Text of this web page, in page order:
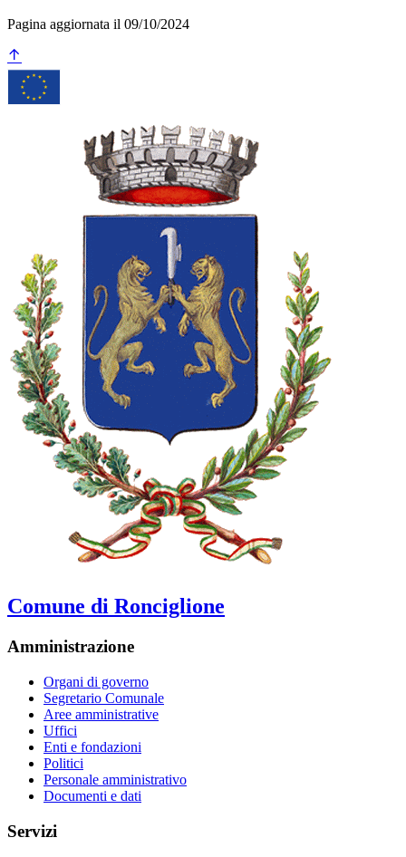
Pagina aggiornata il 09/10/2024
Comune di Ronciglione
Amministrazione
Organi di governo
Segretario Comunale
Aree amministrative
Uffici
Enti e fondazioni
Politici
Personale amministrativo
Documenti e dati
Servizi